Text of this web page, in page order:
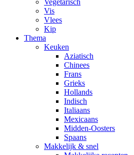
Vegetarisch
Vis
Vlees
Kip
Thema
Keuken
Aziatisch
Chinees
Frans
Grieks
Hollands
Indisch
Italiaans
Mexicaans
Midden-Oosters
Spaans
Makkelijk & snel